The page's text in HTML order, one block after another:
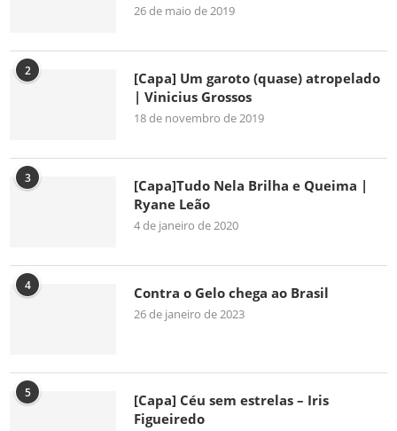
26 de maio de 2019
2
[Capa] Um garoto (quase) atropelado
| Vinicius Grossos
18 de novembro de 2019
3
[Capa]Tudo Nela Brilha e Queima |
Ryane Leão
4 de janeiro de 2020
4 Contra o Gelo chega ao Brasil
26 de janeiro de 2023
5
[Capa] Céu sem estrelas – Iris
Figueiredo